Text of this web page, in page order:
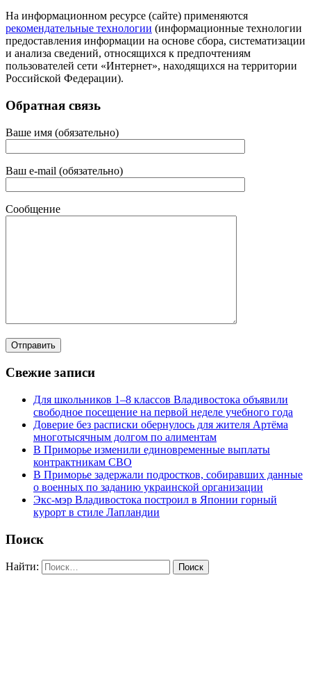
На информационном ресурсе (сайте) применяются
рекомендательные технологии (информационные технологии
предоставления информации на основе сбора, систематизации
и анализа сведений, относящихся к предпочтениям
пользователей сети «Интернет», находящихся на территории
Российской Федерации).
Обратная связь
Ваше имя (обязательно)
Ваш e-mail (обязательно)
Сообщение
Свежие записи
Для школьников 1–8 классов Владивостока объявили
свободное посещение на первой неделе учебного года
Доверие без расписки обернулось для жителя Артёма
многотысячным долгом по алиментам
В Приморье изменили единовременные выплаты
контрактникам СВО
В Приморье задержали подростков, собиравших данные
о военных по заданию украинской организации
Экс-мэр Владивостока построил в Японии горный
курорт в стиле Лапландии
Поиск
Найти: